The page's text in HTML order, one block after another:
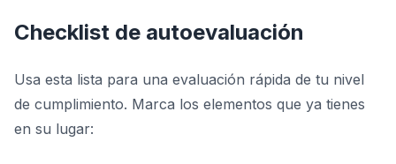
Checklist de autoevaluación
Usa esta lista para una evaluación rápida de tu nivel
de cumplimiento. Marca los elementos que ya tienes
en su lugar: